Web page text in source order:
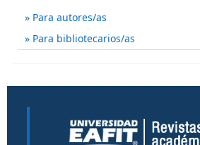
Para autores/as
Para bibliotecarios/as